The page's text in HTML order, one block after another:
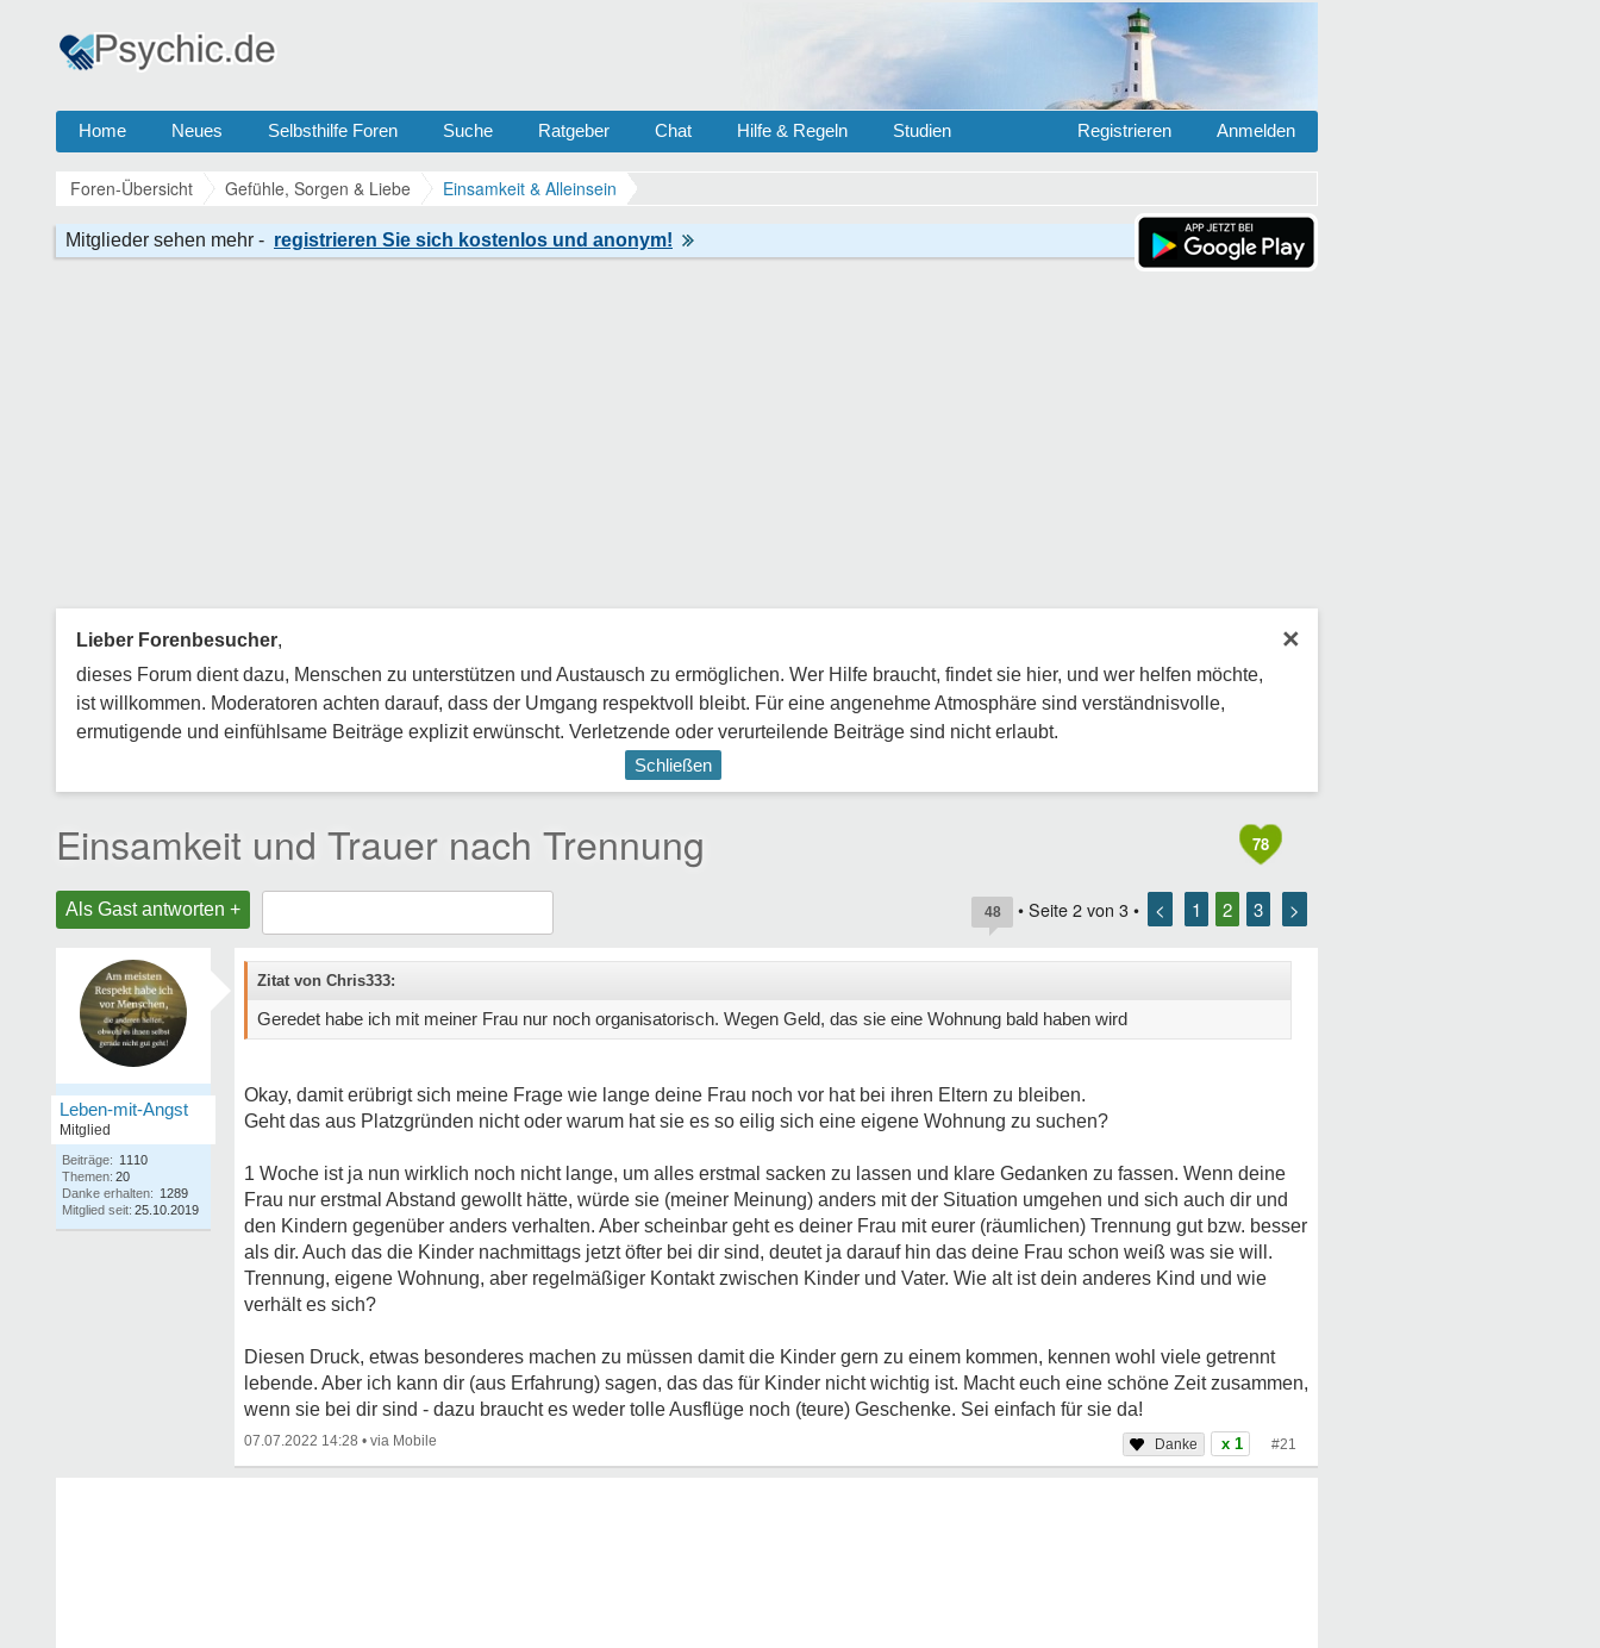
Home Neues Selbsthilfe Foren Suche Ratgeber Chat Hilfe & Regeln Studien Anmelden
Registrieren
Foren-Übersicht Gefühle, Sorgen & Liebe Einsamkeit & Alleinsein
×
Lieber Forenbesucher,
dieses Forum dient dazu, Menschen zu unterstützen und Austausch zu ermöglichen. Wer Hilfe braucht, findet sie hier, und wer helfen möchte,
ist willkommen. Moderatoren achten darauf, dass der Umgang respektvoll bleibt. Für eine angenehme Atmosphäre sind verständnisvolle,
ermutigende und einfühlsame Beiträge explizit erwünscht. Verletzende oder verurteilende Beiträge sind nicht erlaubt.
Schließen
78
Einsamkeit und Trauer nach Trennung
Als Gast antworten + 48 • Seite 2 von 3 • < 1 2 3 >
Leben-mit-Angst
Mitglied
Beiträge: 1110
Themen: 20
Danke erhalten: 1289
Mitglied seit: 25.10.2019
Zitat von Chris333:
Geredet habe ich mit meiner Frau nur noch organisatorisch. Wegen Geld, das sie eine Wohnung bald haben wird
Okay, damit erübrigt sich meine Frage wie lange deine Frau noch vor hat bei ihren Eltern zu bleiben.
Geht das aus Platzgründen nicht oder warum hat sie es so eilig sich eine eigene Wohnung zu suchen?
1 Woche ist ja nun wirklich noch nicht lange, um alles erstmal sacken zu lassen und klare Gedanken zu fassen. Wenn deine
Frau nur erstmal Abstand gewollt hätte, würde sie (meiner Meinung) anders mit der Situation umgehen und sich auch dir und
den Kindern gegenüber anders verhalten. Aber scheinbar geht es deiner Frau mit eurer (räumlichen) Trennung gut bzw. besser
als dir. Auch das die Kinder nachmittags jetzt öfter bei dir sind, deutet ja darauf hin das deine Frau schon weiß was sie will.
Trennung, eigene Wohnung, aber regelmäßiger Kontakt zwischen Kinder und Vater. Wie alt ist dein anderes Kind und wie
verhält es sich?
Diesen Druck, etwas besonderes machen zu müssen damit die Kinder gern zu einem kommen, kennen wohl viele getrennt
lebende. Aber ich kann dir (aus Erfahrung) sagen, das das für Kinder nicht wichtig ist. Macht euch eine schöne Zeit zusammen,
wenn sie bei dir sind - dazu braucht es weder tolle Ausflüge noch (teure) Geschenke. Sei einfach für sie da!
07.07.2022 14:28 • x 1 #21